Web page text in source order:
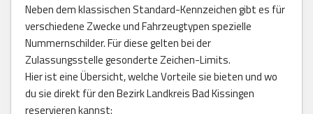
Neben dem klassischen Standard-Kennzeichen gibt es für
verschiedene Zwecke und Fahrzeugtypen spezielle
Nummernschilder. Für diese gelten bei der
Zulassungsstelle gesonderte Zeichen-Limits.
Hier ist eine Übersicht, welche Vorteile sie bieten und wo
du sie direkt für den Bezirk Landkreis Bad Kissingen
reservieren kannst: